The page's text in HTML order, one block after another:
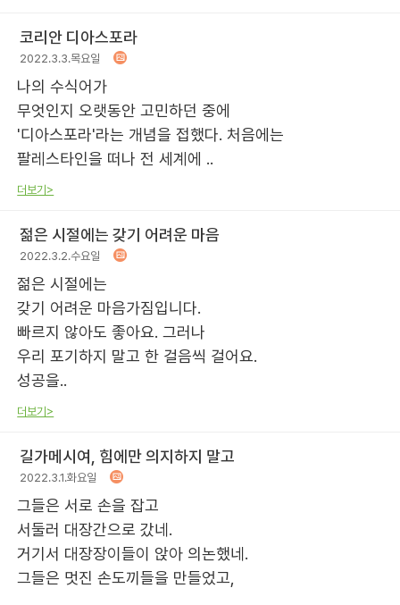
코리안 디아스포라
2022.3.3.목요일
나의 수식어가
무엇인지 오랫동안 고민하던 중에
'디아스포라'라는 개념을 접했다. 처음에는
팔레스타인을 떠나 전 세계에 ..
더보기>
젊은 시절에는 갖기 어려운 마음
2022.3.2.수요일
젊은 시절에는
갖기 어려운 마음가짐입니다.
빠르지 않아도 좋아요. 그러나
우리 포기하지 말고 한 걸음씩 걸어요.
성공을..
더보기>
길가메시여, 힘에만 의지하지 말고
2022.3.1.화요일
그들은 서로 손을 잡고
서둘러 대장간으로 갔네.
거기서 대장장이들이 앉아 의논했네.
그들은 멋진 손도끼들을 만들었고,